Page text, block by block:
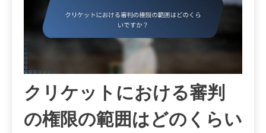
クリケットにおける審判
の権限の範囲はどのくらい